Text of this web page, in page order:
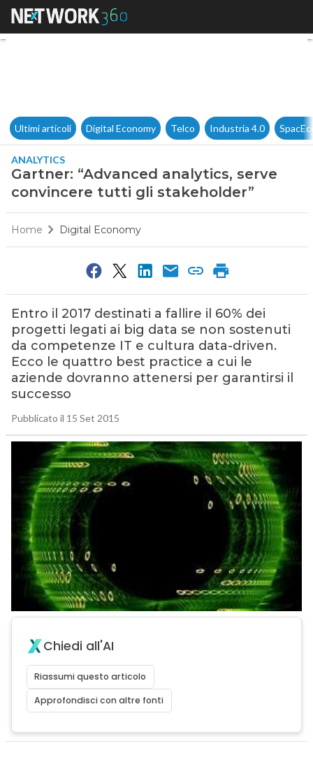
Gartner: “Advanced
Ultimi articoli Digital Economy Telco Industria 4.0
ANALYTICS
Gartner: “Advanced analytics, serve
convincere tutti gli stakeholder”
Home Digital Economy
Entro il 2017 destinati a fallire il 60% dei
progetti legati ai big data se non sostenuti
da competenze IT e cultura data-driven.
Ecco le quattro best practice a cui le
aziende dovranno attenersi per garantirsi il
successo
Pubblicato il 15 Set 2015
Chiedi all'AI
Riassumi questo articolo
Approfondisci con altre fonti